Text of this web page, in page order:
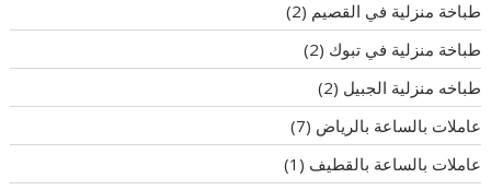
طباخة منزلية في القصيم (2)
طباخة منزلية في تبوك (2)
طباخه منزلية الجبيل (2)
عاملات بالساعة بالرياض (7)
عاملات بالساعة بالقطيف (1)